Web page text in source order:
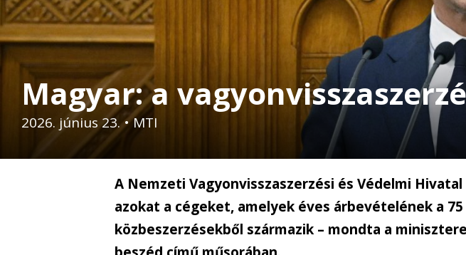
Magyar: a
2026. június 23.•MTI
A Nemzeti Vagyonvisszaszerzési és Védelmi
azokat a cégeket, amelyek éves árbevételének a 75
közbeszerzésekből származik – mondta a